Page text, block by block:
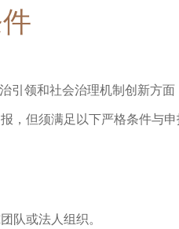
引领和社会治理机制创新方
，但须满足以下严格条件与申
队或法人组织。